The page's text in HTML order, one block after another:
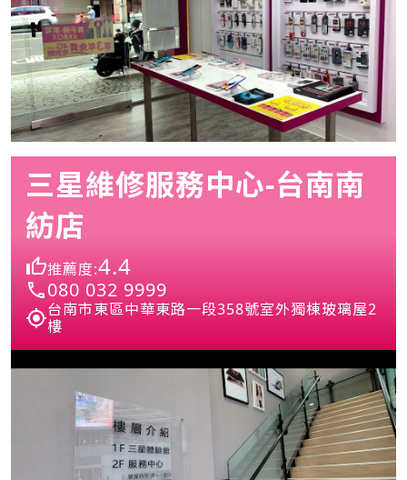
三星維修服務中心-台南南
紡店
推薦度:4.4
080 032 9999
台南市東區中華東路一段358號室外獨棟玻璃屋2
樓